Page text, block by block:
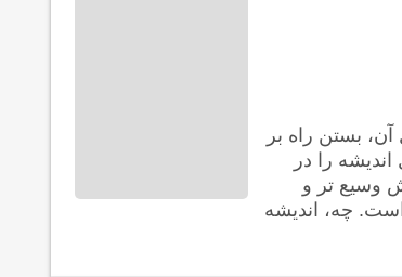
بستن راه بر
را در
وسیع تر و
چه، اندیشه